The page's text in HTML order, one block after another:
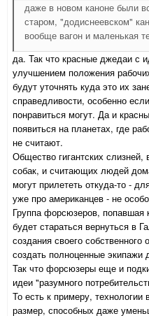
даже в новом каноне были
старом, "додиснеевском"
вообще вагон и маленькая
да. Так что красные джедаи с
улучшением положения
будут уточнять куда это их
справедливости, особенно
понравиться могут. Да и
появиться на планетах, где
не считают.
Общество гигантских
собак, и считающих людей
могут прилететь откуда-то -
уже про американцев - не
Группа форсюзеров, попавшая
будет стараться вернуться в
создания своего
создать полноценные экипажи
Так что форсюзеры еще и
идеи "разумного
То есть к примеру,
размер, способных даже